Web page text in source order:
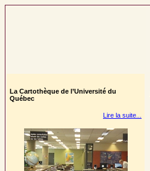
La Cartothèque de l’Université du
Québec
Lire la suite...